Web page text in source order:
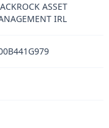
ASSET
IRL